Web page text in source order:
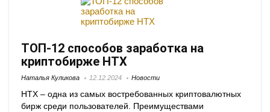
ТОП-12 способов заработка на
криптобирже HTX
Наталья Куликова 12.12.2024 Новости
HTX – одна из самых востребованных криптовалютных
бирж среди пользователей. Преимуществами